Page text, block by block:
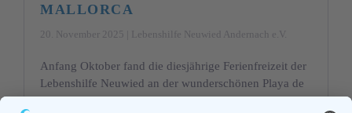
MALLORCA
20. November 2025 | Lebenshilfe Neuwied Andernach e.V.
Anfang Oktober fand die diesjährige Ferienfreizeit der
Lebenshilfe Neuwied an der wunderschönen Playa de
Palma auf Mallorca statt. Neun Teilnehmende machten